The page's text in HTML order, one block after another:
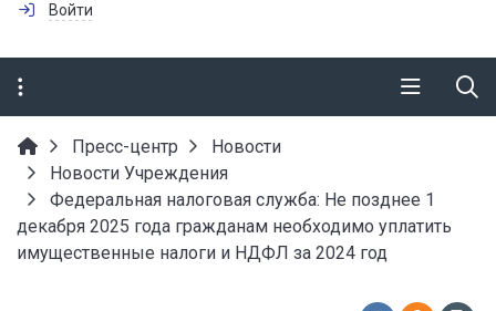
Войти
Пресс-центр
Новости
Новости Учреждения
Федеральная налоговая служба: Не позднее 1
декабря 2025 года гражданам необходимо уплатить
имущественные налоги и НДФЛ за 2024 год